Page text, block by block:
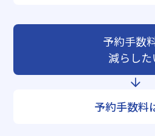
予約手数
減らした
予約手数料